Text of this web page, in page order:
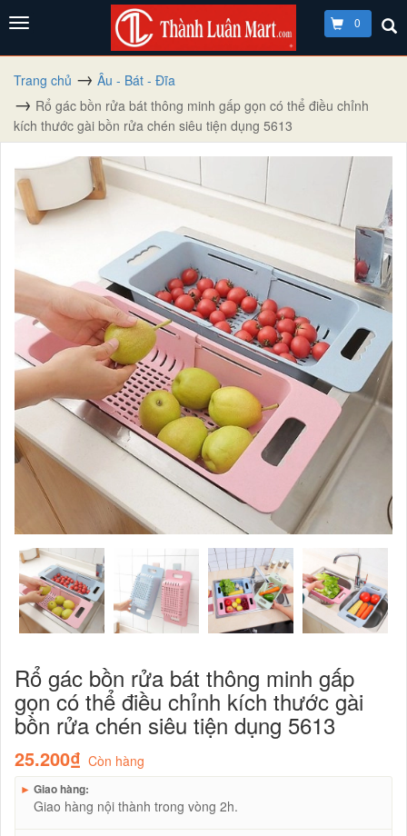
0
Trang chủ
Âu - Bát - Đĩa
Rổ gác bồn rửa bát thông minh gấp gọn có thể điều chỉnh
kích thước gài bồn rửa chén siêu tiện dụng 5613
Rổ gác bồn rửa bát thông minh gấp
gọn có thể điều chỉnh kích thước gài
bồn rửa chén siêu tiện dụng 5613
25.200₫ Còn hàng
► Giao hàng:
Giao hàng nội thành trong vòng 2h.